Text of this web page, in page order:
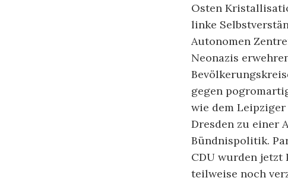
Osten
linke
Autonomen
Neonazis
gegen
wie dem Leipziger
Dresden zu einer
Bündnispolitik.
CDU wurden jetzt
teilweise noch